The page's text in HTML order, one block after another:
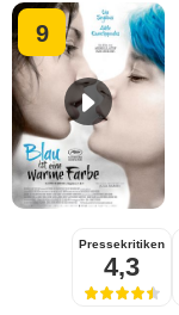
9
Pressekritiken
4,3